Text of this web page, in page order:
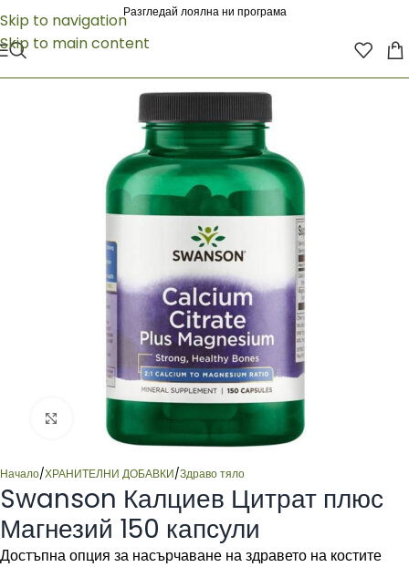
Skip to navigation
Skip to main content
Разгледай лоялна ни програма
Click to enlarge
Начало/ХРАНИТЕЛНИ ДОБАВКИ/Здраво тяло
Swanson Калциев Цитрат плюс
Магнезий 150 капсули
Достъпна опция за насърчаване на здравето на костите